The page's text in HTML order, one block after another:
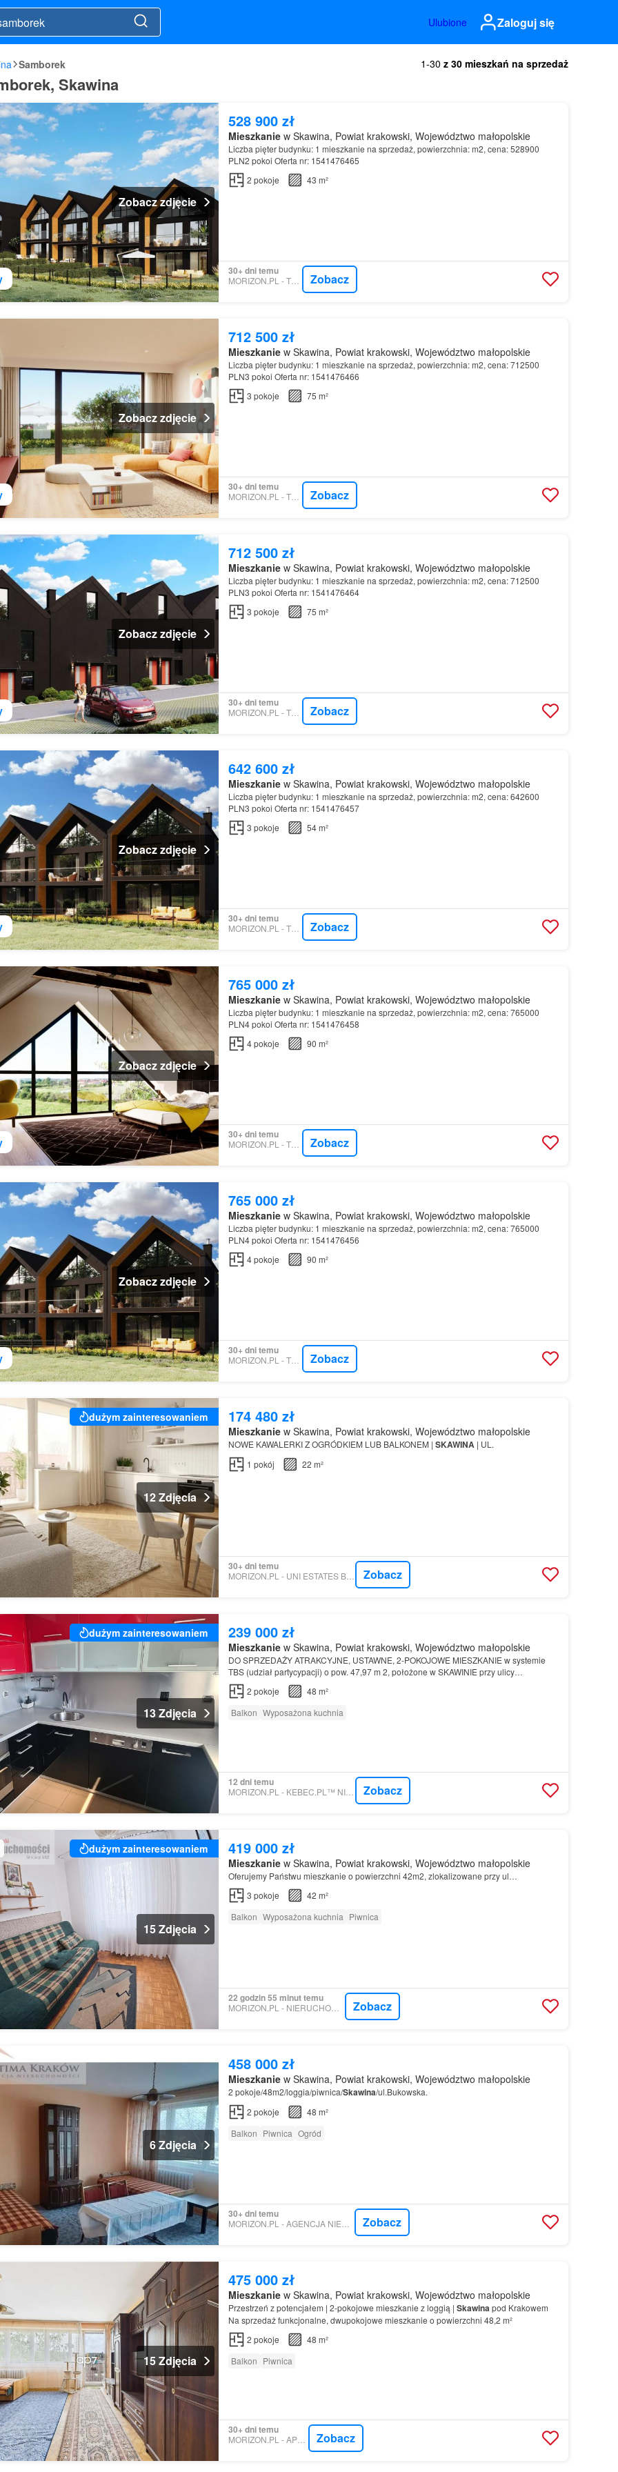
Ulubione Zaloguj się
Samborek 1-30 z 30 mieszkań na sprzedaż
Skawina
Zobacz zdjęcie
528 900 zł
Mieszkaniew Skawina, Powiat krakowski, Województwo małopolskie
Liczba pięter budynku: 1 mieszkanie na sprzedaż, powierzchnia: m2, cena: 528900
PLN2 pokoi Oferta nr: 1541476465
2 pokoje 43 m²
30+ dni temu
MORIZON.PL - TECHNIQ Zobacz
Zobacz zdjęcie
712 500 zł
Mieszkaniew Skawina, Powiat krakowski, Województwo małopolskie
Liczba pięter budynku: 1 mieszkanie na sprzedaż, powierzchnia: m2, cena: 712500
PLN3 pokoi Oferta nr: 1541476466
3 pokoje 75 m²
30+ dni temu
MORIZON.PL - TECHNIQ Zobacz
Zobacz zdjęcie
712 500 zł
Mieszkaniew Skawina, Powiat krakowski, Województwo małopolskie
Liczba pięter budynku: 1 mieszkanie na sprzedaż, powierzchnia: m2, cena: 712500
PLN3 pokoi Oferta nr: 1541476464
3 pokoje 75 m²
30+ dni temu
MORIZON.PL - TECHNIQ Zobacz
Zobacz zdjęcie
642 600 zł
Mieszkaniew Skawina, Powiat krakowski, Województwo małopolskie
Liczba pięter budynku: 1 mieszkanie na sprzedaż, powierzchnia: m2, cena: 642600
PLN3 pokoi Oferta nr: 1541476457
3 pokoje 54 m²
30+ dni temu
MORIZON.PL - TECHNIQ Zobacz
Zobacz zdjęcie
765 000 zł
Mieszkaniew Skawina, Powiat krakowski, Województwo małopolskie
Liczba pięter budynku: 1 mieszkanie na sprzedaż, powierzchnia: m2, cena: 765000
PLN4 pokoi Oferta nr: 1541476458
4pokoje 90 m²
30+ dni temu
MORIZON.PL - TECHNIQ Zobacz
Zobacz zdjęcie
765 000 zł
Mieszkaniew Skawina, Powiat krakowski, Województwo małopolskie
Liczba pięter budynku: 1 mieszkanie na sprzedaż, powierzchnia: m2, cena: 765000
PLN4 pokoi Oferta nr: 1541476456
4pokoje 90 m²
30+ dni temu
MORIZON.PL - TECHNIQ Zobacz
dużym zainteresowaniem
12 Zdjęcia
174 480 zł
Mieszkaniew Skawina, Powiat krakowski, Województwo małopolskie
NOWE KAWALERKI Z OGRÓDKIEM LUB BALKONEM | SKAWINA | UL.
1 pokój 22 m²
30+ dni temu
MORIZON.PL - UNI ESTATES BIURO NIERUCHOMOŚCI Zobacz
dużym zainteresowaniem
13 Zdjęcia
239 000 zł
Mieszkaniew Skawina, Powiat krakowski, Województwo małopolskie
DO SPRZEDAŻY ATRAKCYJNE, USTAWNE, 2-POKOJOWE MIESZKANIE w systemie
TBS (udział partycypacji) o pow. 47,97 m 2, położone w SKAWINIE przy ulicy
Studzińskiego (ok. 2 km od granicy z Krakowem)…
2 pokoje
48 m²
Balkon Wyposażona kuchnia
12 dni temu
MORIZON.PL - KEBEC.PL™ NIERUCHOMOŚCI | KSIĘGOWOŚĆ Zobacz
dużym zainteresowaniem
15 Zdjęcia
419 000 zł
Mieszkaniew Skawina, Powiat krakowski, Województwo małopolskie
Oferujemy Państwu mieszkanie o powierzchni 42m2, zlokalizowane przy ul…
3 pokoje
42 m²
Balkon Wyposażona kuchnia Piwnica
22 godzin 55 minut temu
MORIZON.PL - NIERUCHOMOŚCI PAWŁOWSKI Zobacz
6 Zdjęcia
458 000 zł
Mieszkaniew Skawina, Powiat krakowski, Województwo małopolskie
2 pokoje/48m2/loggia/piwnica/Skawina/ul.Bukowska.
2 pokoje
48 m²
Balkon Piwnica Ogród
30+ dni temu
Zobacz
15 Zdjęcia
475 000 zł
Mieszkaniew Skawina, Powiat krakowski, Województwo małopolskie
Przestrzeń z potencjałem | 2-pokojowe mieszkanie z loggią | Skawinapod Krakowem
Na sprzedaż funkcjonalne, dwupokojowe mieszkanie o powierzchni 48,2 m²
2 pokoje
48 m²
Balkon Piwnica
30+ dni temu
MORIZON.PL - AP7 GROUP Zobacz